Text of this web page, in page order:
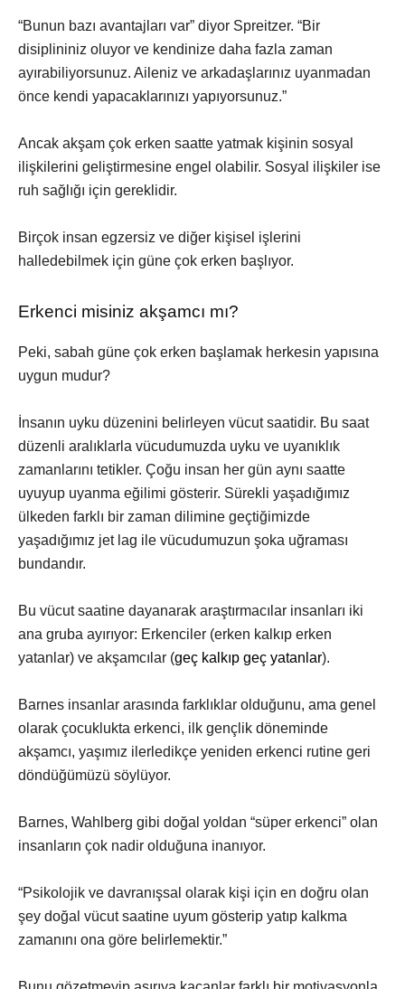
“Bunun bazı avantajları var” diyor Spreitzer. “Bir
disiplininiz oluyor ve kendinize daha fazla zaman
ayırabiliyorsunuz. Aileniz ve arkadaşlarınız uyanmadan
önce kendi yapacaklarınızı yapıyorsunuz.”
Ancak akşam çok erken saatte yatmak kişinin sosyal
ilişkilerini geliştirmesine engel olabilir. Sosyal ilişkiler ise
ruh sağlığı için gereklidir.
Birçok insan egzersiz ve diğer kişisel işlerini
halledebilmek için güne çok erken başlıyor.
Erkenci misiniz akşamcı mı?
Peki, sabah güne çok erken başlamak herkesin yapısına
uygun mudur?
İnsanın uyku düzenini belirleyen vücut saatidir. Bu saat
düzenli aralıklarla vücudumuzda uyku ve uyanıklık
zamanlarını tetikler. Çoğu insan her gün aynı saatte
uyuyup uyanma eğilimi gösterir. Sürekli yaşadığımız
ülkeden farklı bir zaman dilimine geçtiğimizde
yaşadığımız jet lag ile vücudumuzun şoka uğraması
bundandır.
Bu vücut saatine dayanarak araştırmacılar insanları iki
ana gruba ayırıyor: Erkenciler (erken kalkıp erken
yatanlar) ve akşamcılar (geç kalkıp geç yatanlar).
Barnes insanlar arasında farklıklar olduğunu, ama genel
olarak çocuklukta erkenci, ilk gençlik döneminde
akşamcı, yaşımız ilerledikçe yeniden erkenci rutine geri
döndüğümüzü söylüyor.
Barnes, Wahlberg gibi doğal yoldan “süper erkenci” olan
insanların çok nadir olduğuna inanıyor.
“Psikolojik ve davranışsal olarak kişi için en doğru olan
şey doğal vücut saatine uyum gösterip yatıp kalkma
zamanını ona göre belirlemektir.”